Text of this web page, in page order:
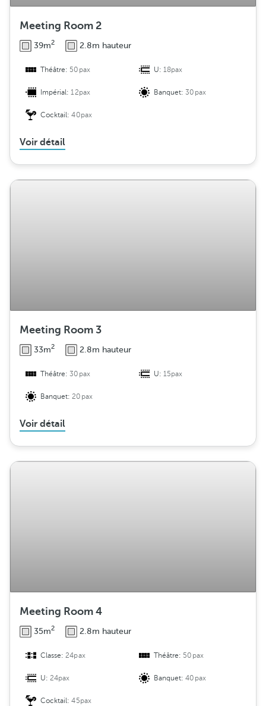
Meeting Room 2
39m2 2.8m hauteur
Théâtre: 50pax U:18pax
Impérial:12pax Banquet:30pax
Cocktail:40pax
Voir détail
Meeting Room 3
33m2 2.8m hauteur
Théâtre:30pax U:15pax
Banquet:20pax
Voir détail
Meeting Room 4
35m2 2.8m hauteur
Classe:24pax Théâtre: 50pax
U:24pax Banquet:40pax
Cocktail:45pax